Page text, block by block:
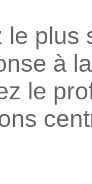
le plus
à
le